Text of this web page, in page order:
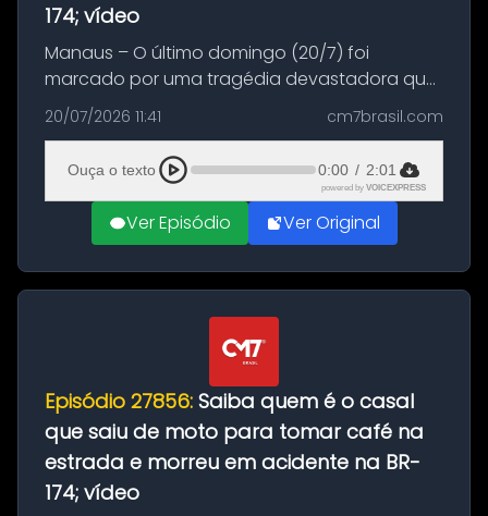
174; vídeo
Manaus – O último domingo (20/7) foi
marcado por uma tragédia devastadora que
resultou na morte precoce de dois jovens na
BR-174, na zona rural de Manaus. Um passeio
com destino a um típico café regio...
20/07/2026 11:41 cm7brasil.com
Ouça o texto 0:00 / 2:01
powered by VOICEXPRESS
Ver Episódio Ver Original
Episódio 27856: Saiba quem é o casal
que saiu de moto para tomar café na
estrada e morreu em acidente na BR-
174; vídeo